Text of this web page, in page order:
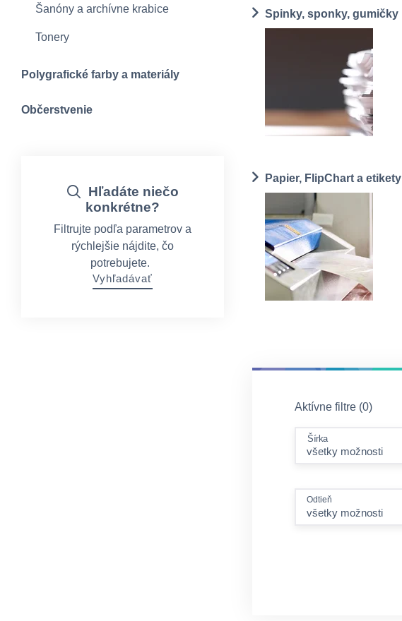
Šanóny a archívne krabice
Tonery
Polygrafické farby a materiály
Občerstvenie
Hľadáte niečo
konkrétne?
Filtrujte podľa parametrov a
rýchlejšie nájdite, čo
potrebujete.
Vyhľadávať
Spinky, sponky, gumičky
Papier, FlipChart a etikety
Aktívne filtre (0)
Šírka
Odtieň
všetky možnosti